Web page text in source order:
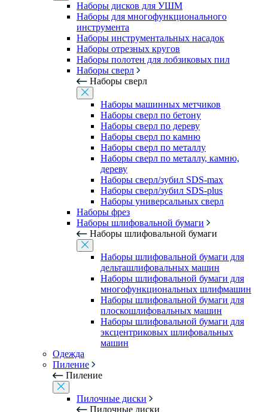
Наборы дисков для УШМ
Наборы для многофункционального
инструмента
Наборы инструментальных насадок
Наборы отрезных кругов
Наборы полотен для лобзиковых пил
Наборы сверл
Наборы сверл
Наборы машинных метчиков
Наборы сверл по бетону
Наборы сверл по дереву
Наборы сверл по камню
Наборы сверл по металлу
Наборы сверл по металлу, камню,
дереву
Наборы сверл/зубил SDS-max
Наборы сверл/зубил SDS-plus
Наборы универсальных сверл
Наборы фрез
Наборы шлифовальной бумаги
Наборы шлифовальной бумаги
Наборы шлифовальной бумаги для
дельташлифовальных машин
Наборы шлифовальной бумаги для
многофункциональных шлифмашин
Наборы шлифовальной бумаги для
плоскошлифовальных машин
Наборы шлифовальной бумаги для
эксцентриковых шлифовальных
машин
Одежда
Пиление
Пиление
Пилочные диски
Пилочные диски